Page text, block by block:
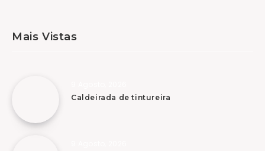
Mais Vistas
Caldeirada de tintureira